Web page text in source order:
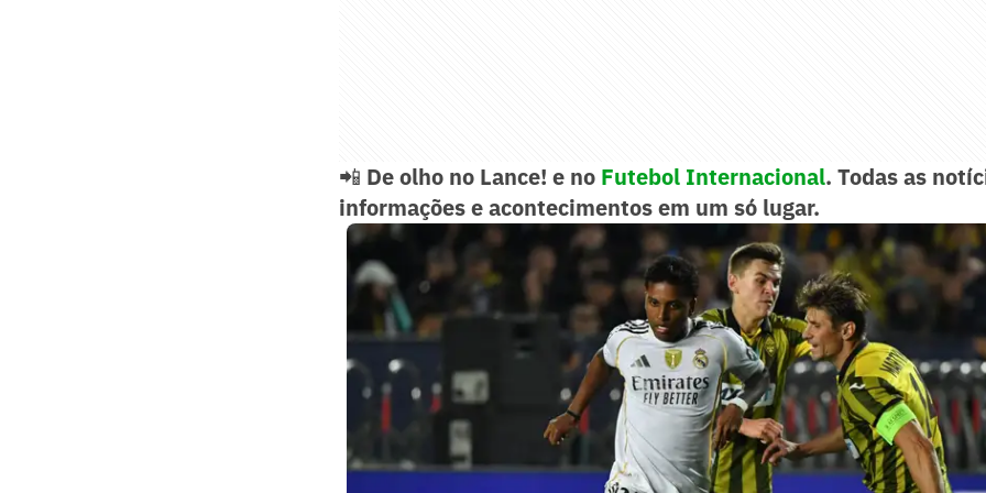
📲 De olho no Lance! e no Futebol Internacional. Todas as
informações e acontecimentos em um só lugar.